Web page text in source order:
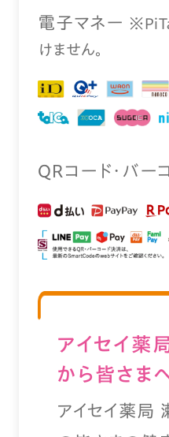
電⼦マネー
けません。
QRコード・バー
アイセイ
から皆さま
アイセイ薬局